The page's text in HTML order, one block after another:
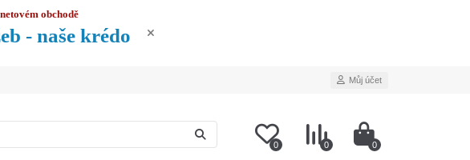
obchodě
- naše krédo
Můj účet
0 0 0